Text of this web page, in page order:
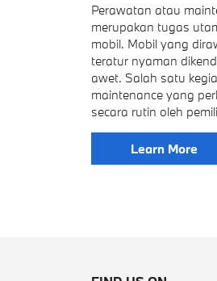
Perawatan atau
merupakan tugas
mobil. Mobil yang
teratur nyaman
awet. Salah satu
maintenance yang
secara rutin oleh
Learn More